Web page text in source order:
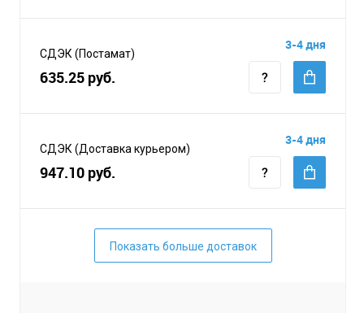
СДЭК (Постамат)
635.25 руб.
3-4 дня
СДЭК (Доставка курьером)
947.10 руб.
3-4 дня
Показать больше доставок